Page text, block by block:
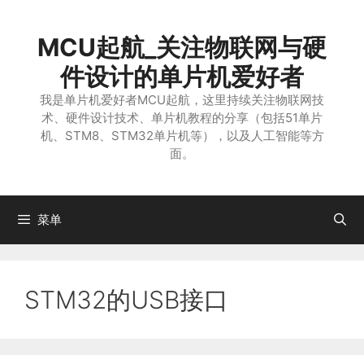
MCU起航_关注物联网与硬
件设计的单片机爱好者
我是单片机爱好者MCU起航，这里持续关注物联网技
术、硬件设计技术、单片机教程的分享（包括51单片
机、STM8、STM32单片机等），以及人工智能等方
面。
菜单
STM32的USB接口